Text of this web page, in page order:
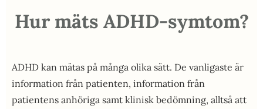
Hur mäts ADHD-symtom?
ADHD kan mätas på många olika sätt. De vanligaste är
information från patienten, information från
patientens anhöriga samt klinisk bedömning, alltså att